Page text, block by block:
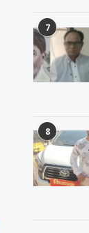
7
8